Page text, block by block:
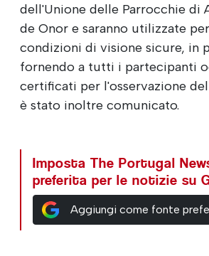
dell'Unione delle Parrocchie di
de Onor e saranno utilizzate
condizioni di visione sicure, in
fornendo a tutti i partecipanti
certificati per l'osservazione
è stato inoltre comunicato.
Imposta The Portugal
preferita per le notizie su
Aggiungi come fonte